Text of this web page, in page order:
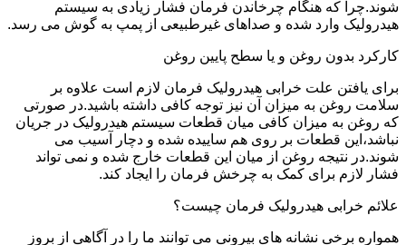
شوند.چرا که هنگام چرخاندن فرمان فشار زیادی به سیستم
هیدرولیک وارد شده و صداهای غیرطبیعی از پمپ به گوش می رسد.
کارکرد بدون روغن و یا سطح پایین روغن
برای یافتن علت خرابی هیدرولیک فرمان لازم است علاوه بر
سلامت روغن به میزان آن نیز توجه کافی داشته باشید.در صورتی
که روغن به میزان کافی میان قطعات سیستم هیدرولیک در جریان
نباشد،این قطعات بر روی هم ساییده شده و دچار آسیب می
شوند.در نتیجه روغن از میان این قطعات خارج شده و نمی تواند
فشار لازم برای کمک به چرخش فرمان را ایجاد کند.
علائم خرابی هیدرولیک فرمان چیست؟
همواره برخی نشانه های بیرونی می توانند ما را در آگاهی از بروز